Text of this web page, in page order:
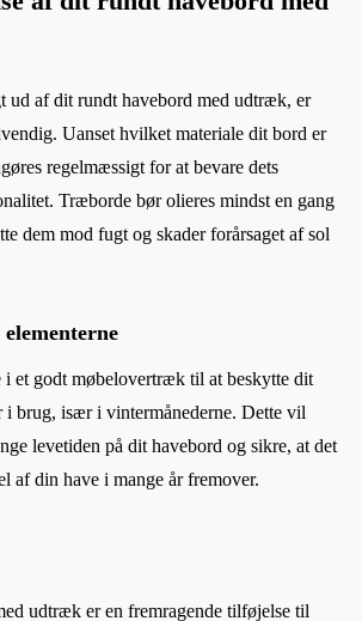
ud af dit rundt havebord med udtræk, er
Uanset hvilket materiale dit bord er
regelmæssigt for at bevare dets
Træborde bør olieres mindst en gang
dem mod fugt og skader forårsaget af sol
i et godt møbelovertræk til at beskytte dit
i brug, især i vintermånederne. Dette vil
levetiden på dit havebord og sikre, at det
af din have i mange år fremover.
udtræk er en fremragende tilføjelse til